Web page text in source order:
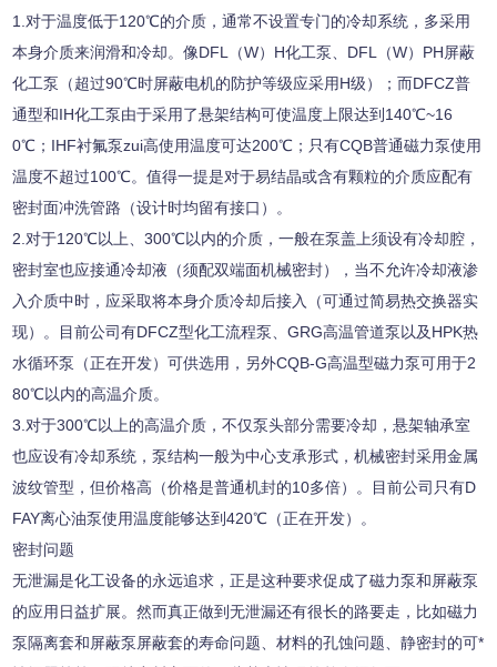
1. 对于温度低于120℃的介质，通常不设置专门的冷却系统，多采用
本身介质来润滑和冷却。像DFL（W）H化工泵、 DFL（W）PH屏蔽
化工泵 （超过90℃时屏蔽电机的防护等级应采用H级） ；而DFCZ普
通型和IH化工泵由于采用了悬架结构可使温度上限达到 140℃~16
0℃ ； IHF衬氟泵zui高使用温度可达200℃ ；只有CQB普通磁力泵使用
温度不超过100℃。值得一提是对于易结晶或含有颗粒的介质应配有
密封面冲洗管路（设计时均留有接口）。
2. 对于120℃以上、300℃以内的介质，一般在泵盖上须设有冷却腔，
密封室也应接通冷却液（须配双端面机械密封），当不允许冷却液渗
入介质中时，应采取将本身介质冷却后接入（可通过简易热交换器实
现）。目前公司有DFCZ型化工流程泵、GRG高温管道泵以及HPK热
水循环泵（正在开发）可供选用，另外CQB-G高温型磁力泵可用于2
80℃以内的高温介质。
3. 对于300℃以上的高温介质，不仅泵头部分需要冷却，悬架轴承室
也应设有冷却系统，泵结构一般为中心支承形式，机械密封采用金属
波纹管型，但价格高（价格是普通机封的10多倍）。目前公司只有D
FAY离心油泵使用温度能够达到420℃ （正在开发）。
密封问题
无泄漏是化工设备的永远追求，正是这种要求促成了磁力泵和屏蔽泵
的应用日益扩展。然而真正做到无泄漏还有很长的路要走，比如磁力
泵隔离套和屏蔽泵屏蔽套的寿命问题、材料的孔蚀问题、静密封的可*